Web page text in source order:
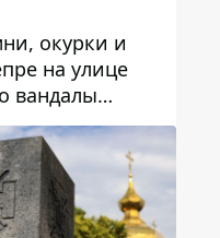
окурки и
на улице
вандалы